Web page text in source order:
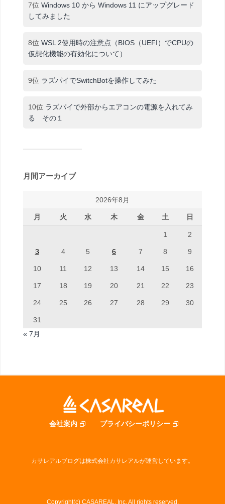
7位 Windows 10 から Windows 11 にアップグレード
してみました
8位 WSL 2使用時の注意点（BIOS（UEFI）でCPUの
仮想化機能の有効化について）
9位 ラズパイでSwitchBotを操作してみた
10位 ラズパイで外部からエアコンの電源を入れてみ
る その１
月間アーカイブ
2026年8月
月 火 水 木 金 土 日
1 2
3 4 5 6 7 8 9
10 11 12 13 14 15 16
17 18 19 20 21 22 23
24 25 26 27 28 29 30
31
« 7月
会社案内 プライバシーポリシー
カサレアルブログは株式会社カサレアルが運営しています。
Copyright(c) CASAREAL, Inc. All rights reserved.